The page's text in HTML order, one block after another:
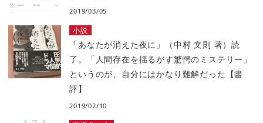
2019/03/05
小説
「あなたが消えた夜に」（中村 文則 著）読
了。「人間存在を揺るがす驚愕のミステリー」
というのが、自分にはかなり難解だった【書
評】
2019/02/10